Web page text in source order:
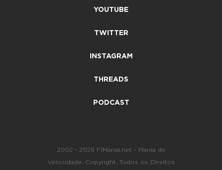
YOUTUBE
TWITTER
INSTAGRAM
THREADS
PODCAST
2002 - 2026 F1Mania.net - Mania de
Velocidade. Copyright. Todos os Direitos